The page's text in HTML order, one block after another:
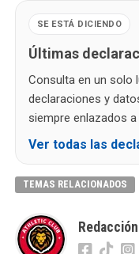
SE ESTÁ DICIENDO
Últimas
Consulta en un solo
declaraciones y
siempre enlazados
Ver todas las
TEMAS RELACIONADOS